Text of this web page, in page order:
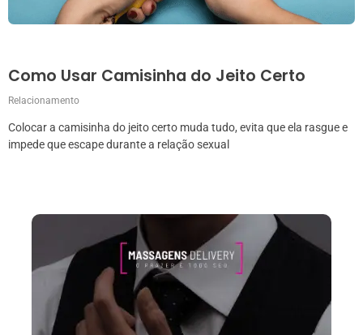
Como Usar Camisinha do Jeito Certo
Relacionamento
Colocar a camisinha do jeito certo muda tudo, evita que ela rasgue e
impede que escape durante a relação sexual